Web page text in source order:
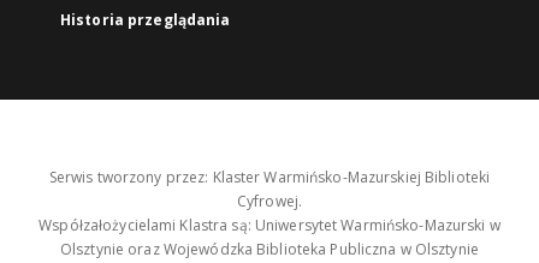
Historia przeglądania
Serwis tworzony przez: Klaster Warmińsko-Mazurskiej Biblioteki
Cyfrowej.
Współzałożycielami Klastra są: Uniwersytet Warmińsko-Mazurski w
Olsztynie oraz Wojewódzka Biblioteka Publiczna w Olsztynie